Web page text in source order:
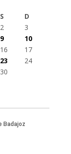
S
D
2
3
9
10
16
17
23
24
30